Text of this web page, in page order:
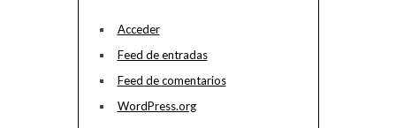
Acceder
Feed de entradas
Feed de comentarios
WordPress.org